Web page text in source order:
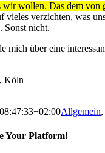
wollen. Das dem von
vieles verzichten, was
Sonst nicht.
mich über eine
, Köln
Allgemein,
Your Platform!